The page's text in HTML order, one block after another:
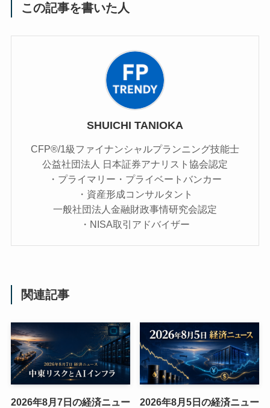
この記事を書いた人
SHUICHI TANIOKA
CFP®/1級ファイナンシャルプランニング技能士
公益社団法人 日本証券アナリスト協会認定
・プライマリー・プライベートバンカー
・資産形成コンサルタント
一般社団法人金融財政事情研究会認定
・NISA取引アドバイザー
関連記事
2026年8月7日の経済ニュー
2026年8月5日の経済ニュー